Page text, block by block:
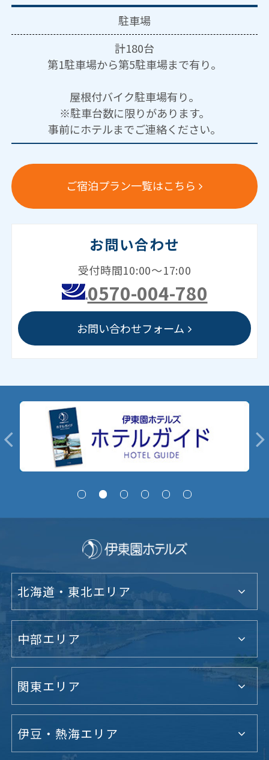
駐車場
計180台
第1駐車場から第5駐車場まで有り。
屋根付バイク駐車場有り。
※駐車台数に限りがあります。
事前にホテルまでご連絡ください。
ご宿泊プラン一覧はこちら
お問い合わせ
受付時間10:00～17:00
0570-004-780
お問い合わせフォーム
北海道・東北エリア
中部エリア
関東エリア
伊豆・熱海エリア